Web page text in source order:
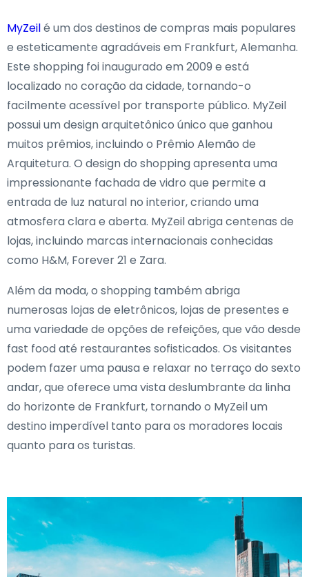
MyZeilé um dos destinos de compras mais populares
e esteticamente agradáveis em Frankfurt, Alemanha.
Este shopping foi inaugurado em 2009 e está
localizado no coração da cidade, tornando-o
facilmente acessível por transporte público. MyZeil
possui um design arquitetônico único que ganhou
muitos prêmios, incluindo o Prêmio Alemão de
Arquitetura. O design do shopping apresenta uma
impressionante fachada de vidro que permite a
entrada de luz natural no interior, criando uma
atmosfera clara e aberta. MyZeil abriga centenas de
lojas, incluindo marcas internacionais conhecidas
como H&M, Forever 21 e Zara.
Além da moda, o shopping também abriga
numerosas lojas de eletrônicos, lojas de presentes e
uma variedade de opções de refeições, que vão desde
fast food até restaurantes sofisticados. Os visitantes
podem fazer uma pausa e relaxar no terraço do sexto
andar, que oferece uma vista deslumbrante da linha
do horizonte de Frankfurt, tornando o MyZeil um
destino imperdível tanto para os moradores locais
quanto para os turistas.